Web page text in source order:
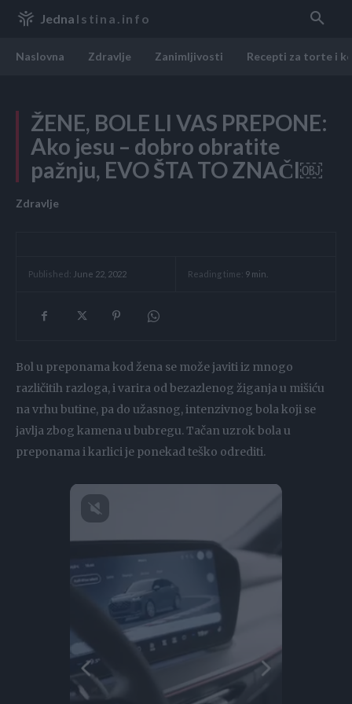
Jedna Istina.info
Naslovna Zdravlje Zanimljivosti Recepti za torte i
ŽENE, BOLE LI VAS PREPONE:
Ako jesu – dobro obratite
pažnju, EVO ŠTA TO ZNAČI￼
Zdravlje
Published: June 22, 2022 Reading time: 9 min.
Bol u preponama kod žena se može javiti iz mnogo
različitih razloga, i varira od bezazlenog žiganja u mišiću
na vrhu butine, pa do užasnog, intenzivnog bola koji se
javlja zbog kamena u bubregu. Tačan uzrok bola u
preponama i karlici je ponekad teško odrediti.